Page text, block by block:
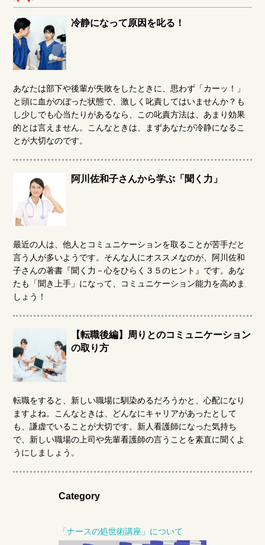
冷静になって原因を叱る！
あなたは部下や後輩が失敗をしたときに、思わず「カーッ！」
と頭に血がのぼった状態で、激しく叱責してはいませんか？も
し少しでも心当たりがあるなら、この叱責方法は、あまり効果
的とは言えません。こんなときは、まずあなたが冷静になるこ
とが大切なのです。
阿川佐和子さんから学ぶ「聞く力」
最近の人は、他人とコミュニケーションを取ることが苦手だと
言う人が多いようです。そんな人にオススメなのが、阿川佐和
子さんの著書『聞く力－心をひらく３５のヒント』です。あな
たも「聞き上手」になって、コミュニケーション能力を高めま
しょう！
【転職後編】周りとのコミュニケーション
の取り方
転職をすると、新しい職場に馴染めるだろうかと、心配になり
ますよね。こんなときは、どんなにキャリアがあったとして
も、謙虚でいることが大切です。新人看護師になった気持ち
で、新しい職場の上司や先輩看護師の言うことを素直に聞くよ
うにしましょう。
Category
「ナースの処世術講座」について